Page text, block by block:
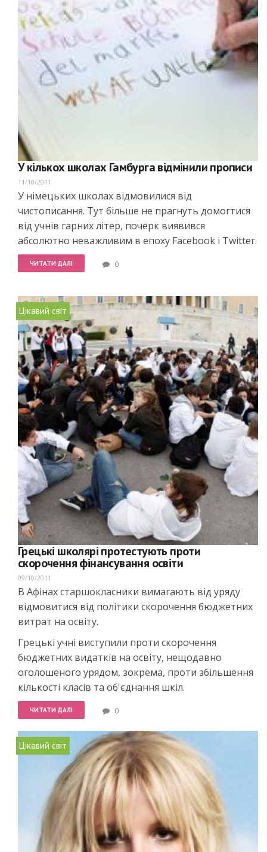
У кількох школах Гамбурга відмінили прописи
11/10/2011
У німецьких школах відмовилися від
чистописання. Тут більше не прагнуть домогтися
від учнів гарних літер, почерк виявився
абсолютно неважливим в епоху Facebook і Twitter.
ЧИТАТИ ДАЛІ 0
Цікавий світ
Грецькі школярі протестують проти
скорочення фінансування освіти
09/10/2011
В Афінах старшокласники вимагають від уряду
відмовитися від політики скорочення бюджетних
витрат на освіту.
Грецькі учні виступили проти скорочення
бюджетних видатків на освіту, нещодавно
оголошеного урядом, зокрема, проти збільшення
кількості класів та об'єднання шкіл.
ЧИТАТИ ДАЛІ 0
Цікавий світ